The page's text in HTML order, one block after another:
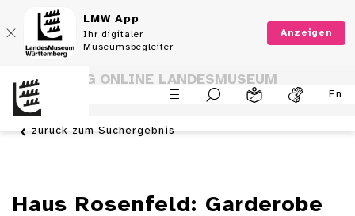
LMW App
Ihr digitaler
Museumsbegleiter
Anzeigen
En
SAMMLUNG ONLINE LANDESMUSEUM
WÜRTTEMBERG
zurück zum Suchergebnis
Haus Rosenfeld: Garderobe